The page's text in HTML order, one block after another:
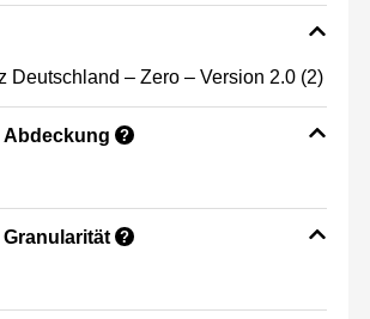
Deutschland – Zero – Version 2.0 (2)
?
?